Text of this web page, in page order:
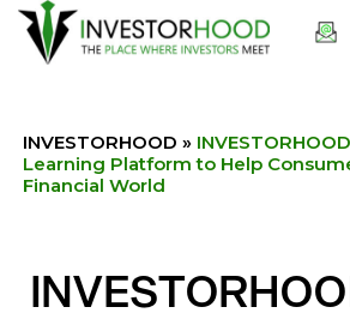
INVESTORHOOD »
Learning Platform to Help
Financial World